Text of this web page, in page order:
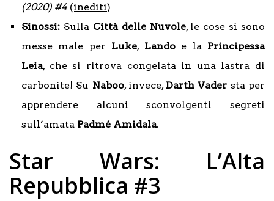
(2020) #4 (inediti)
Sinossi: Sulla Città delle Nuvole, le cose si sono
messe male per Luke, Landoe la Principessa
Leia, che si ritrova congelata in una lastra di
carbonite! Su Naboo, invece, Darth Vader sta per
apprendere alcuni sconvolgenti segreti
sull’amata Padmé Amidala.
Star Wars: L’Alta
Repubblica #3